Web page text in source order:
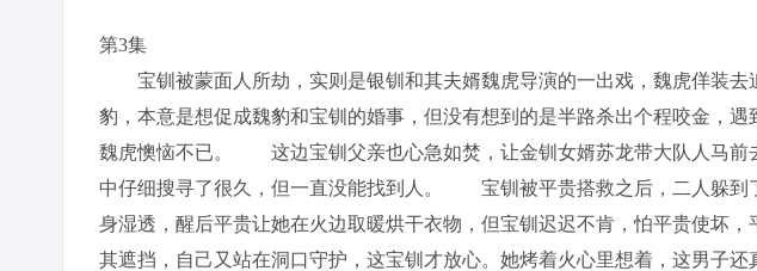
第3集
宝钏被蒙面人所劫，实则是银钏和其夫婿魏虎导演的一出戏，魏虎佯装去
豹，本意是想促成魏豹和宝钏的婚事，但没有想到的是半路杀出个程咬金，遇
魏虎懊恼不已。 这边宝钏父亲也心急如焚，让金钏女婿苏龙带大队人马前
中仔细搜寻了很久，但一直没能找到人。 宝钏被平贵搭救之后，二人躲到
身湿透，醒后平贵让她在火边取暖烘干衣物，但宝钏迟迟不肯，怕平贵使坏
其遮挡，自己又站在洞口守护，这宝钏才放心。她烤着火心里想着，这男子